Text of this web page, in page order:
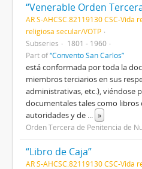
“Venerable Orden
AR S-AHCSC.82119130 CSC-Vida
religiosa secular/VOTP
Subseries
1801 - 1960
Part of“Convento San Carlos”
está conformada por toda la
miembros terciarios en sus
administrativas, etc.), viéndose
documentales tales como libros
autoridades y de ... »
Orden Tercera de Penitencia de
“Libro de Caja”
AR S-AHCSC.82119130 CSC-Vida